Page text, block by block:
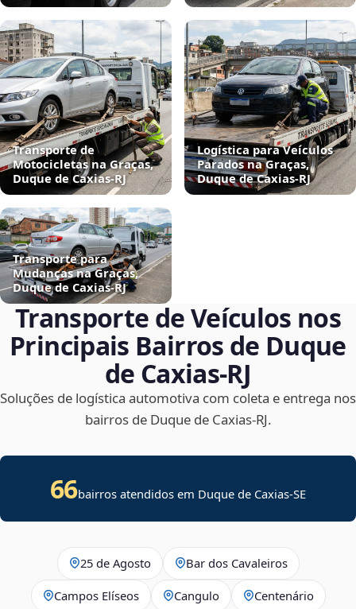
Transporte de
Motocicletas na Graças,
Duque de Caxias‑RJ
Logística para Veículos
Parados na Graças,
Duque de Caxias‑RJ
Transporte para
Mudanças na Graças,
Duque de Caxias‑RJ
Transporte de Veículos nos
Principais Bairros de Duque
de Caxias‑RJ
Soluções de logística automotiva com coleta e entrega nos
bairros de Duque de Caxias‑RJ.
66bairros atendidos em Duque de Caxias-SE
25 de Agosto Bar dos Cavaleiros
Campos Elíseos Cangulo Centenário